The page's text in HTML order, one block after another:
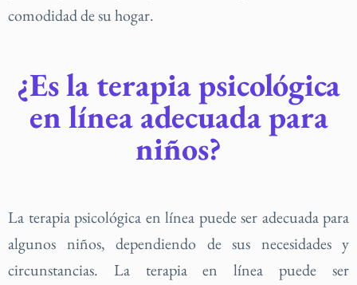
comodidad de su hogar.
¿Es la terapia psicológica
en línea adecuada para
niños?
La terapia psicológica en línea puede ser adecuada para
algunos niños, dependiendo de sus necesidades y
circunstancias. La terapia en línea puede ser